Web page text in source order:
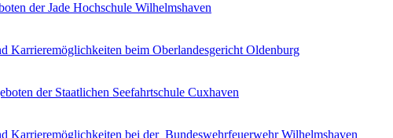
derJade Hochschule Wilhelmshaven
Karrieremöglichkeiten beim Oberlandesgericht Oldenburg
der Staatlichen Seefahrtschule Cuxhaven
Karrieremöglichkeiten bei der Bundeswehrfeuerwehr Wilhelmshaven